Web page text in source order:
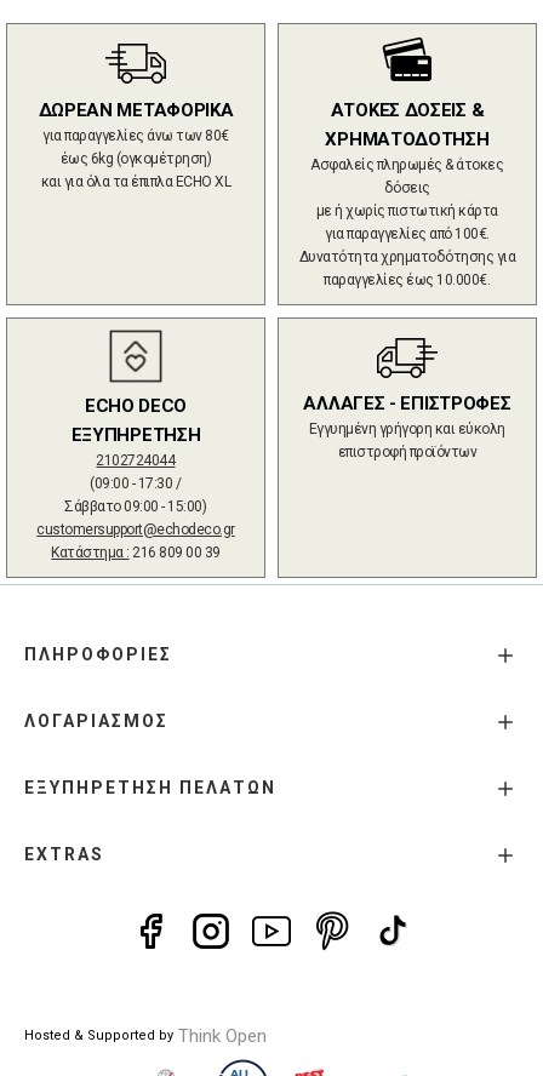
ΔΩΡΕΑΝ ΜΕΤΑΦΟΡΙΚΑ
για παραγγελίες άνω των 80€
έως 6kg (ογκομέτρηση)
και για όλα τα έπιπλα ECHO XL
ΑΤΟΚΕΣ ΔΟΣΕΙΣ &
ΧΡΗΜΑΤΟΔΟΤΗΣΗ
Ασφαλείς πληρωμές & άτοκες
δόσεις
με ή χωρίς πιστωτική κάρτα
για παραγγελίες από 100€.
Δυνατότητα χρηματοδότησης για
παραγγελίες έως 10.000€.
ECHO DECO
ΕΞΥΠΗΡΕΤΗΣΗ
2102724044
(09:00 - 17:30 /
Σάββατο 09:00 - 15:00)
customersupport@echodeco.gr
Κατάστημα : 216 809 00 39
ΑΛΛΑΓΕΣ - ΕΠΙΣΤΡΟΦΕΣ
Εγγυημένη γρήγορη και εύκολη
επιστροφή προϊόντων
ΠΛΗΡΟΦΟΡΙΕΣ
ΛΟΓΑΡΙΑΣΜΟΣ
ΕΞΥΠΗΡΕΤΗΣΗ ΠΕΛΑΤΩΝ
EXTRAS
Hosted & Supported by Think Open